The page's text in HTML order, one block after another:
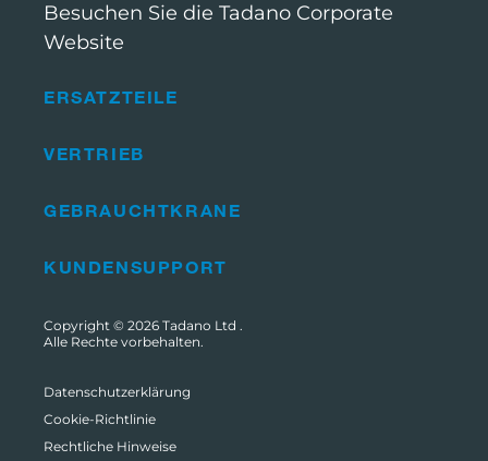
ERSATZTEILE
VERTRIEB
GEBRAUCHTKRANE
KUNDENSUPPORT
Besuchen Sie die Tadano Corporate
Website
Copyright © 2026 Tadano Ltd .
Alle Rechte vorbehalten.
Datenschutzerklärung
Cookie-Richtlinie
Rechtliche Hinweise